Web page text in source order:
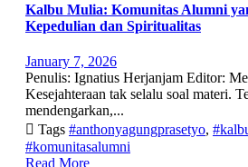
Kalbu Mulia: Komunitas Alumni
Kepedulian dan Spiritualitas
January 7, 2026
Penulis: Ignatius Herjanjam Editor:
Kesejahteraan tak selalu soal materi.
mendengarkan,...
 Tags #anthonyagungprasetyo,
#komunitasalumni
Read More